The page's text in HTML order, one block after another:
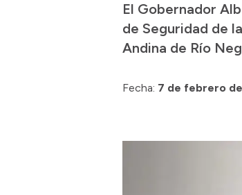
El Gobernador
de Seguridad de
Andina de Río
Fecha: 7 de febrero